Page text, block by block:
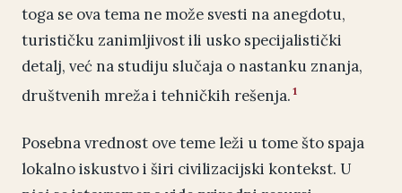
toga se ova tema ne može svesti na anegdotu,
turističku zanimljivost ili usko specijalistički
detalj, već na studiju slučaja o nastanku znanja,
društvenih mreža i tehničkih rešenja. 1
Posebna vrednost ove teme leži u tome što spaja
lokalno iskustvo i širi civilizacijski kontekst. U